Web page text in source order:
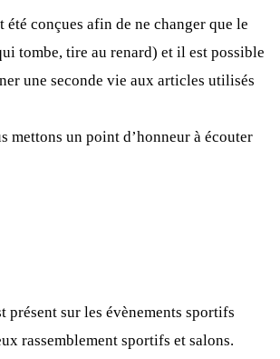
conçues afin de ne changer que le
tombe, tire au renard) et il est possible
une seconde vie aux articles utilisés
mettons un point d’honneur à écouter
présent sur les évènements sportifs
rassemblement sportifs et salons.